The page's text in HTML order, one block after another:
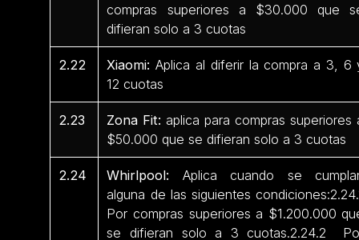
compras superiores a $30.000 que
difieran solo a 3 cuotas
2.22 Xiaomi: Aplica al diferir la compra a 3, 6
12 cuotas
2.23 Zona Fit: aplica para compras superiores
$50.000 que se difieran solo a 3 cuotas
2.24 Whirlpool: Aplica cuando se
alguna de las siguientes
Por compras superiores a $1.200.000
se difieran solo a 3 cuotas.2.24.2